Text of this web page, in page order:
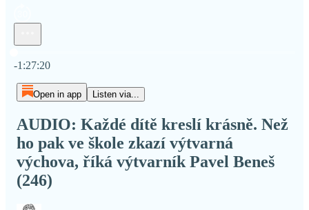
-1:27:20
Open in app Listen via...
AUDIO: Každé dítě kreslí krásně. Než
ho pak ve škole zkazí výtvarná
výchova, říká výtvarník Pavel Beneš
(246)